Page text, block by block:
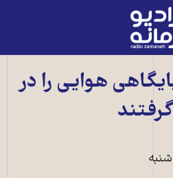
هوایی را در